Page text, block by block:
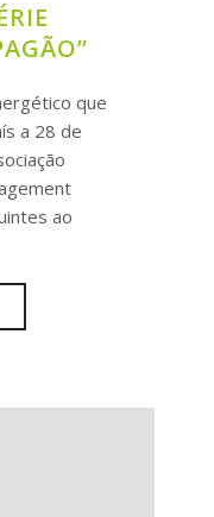
que
a 28 de
ao